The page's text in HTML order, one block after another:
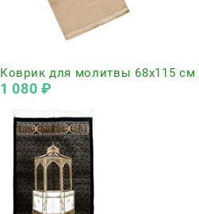
Коврик для молитвы 68х115 см
1 080 ₽